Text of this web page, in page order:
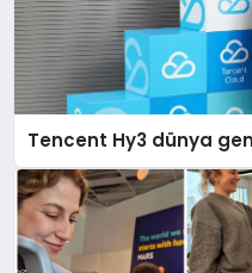
Tencent Hy3 dünya